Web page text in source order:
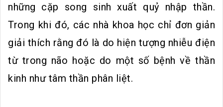
những cặp song sinh xuất quỷ nhập thần.
Trong khi đó, các nhà khoa học chỉ đơn giản
giải thích rằng đó là do hiện tượng nhiễu điện
từ trong não hoặc do một số bệnh về thần
kinh như tâm thần phân liệt.